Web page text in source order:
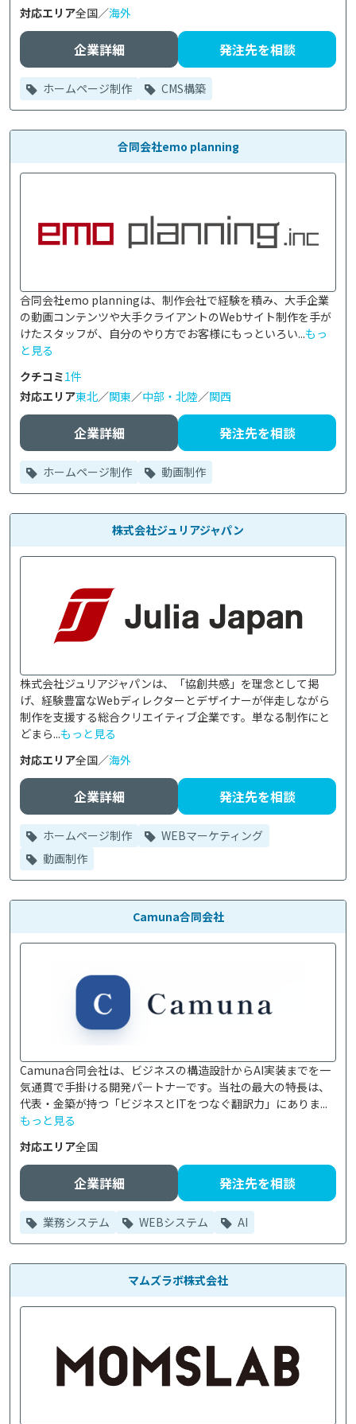
対応エリア全国／海外
企業詳細 発注先を相談
ホームページ制作 CMS構築
合同会社emo planning
合同会社emo planningは、制作会社で経験を積み、大手企業
の動画コンテンツや大手クライアントのWebサイト制作を手が
けたスタッフが、自分のやり方でお客様にもっといろい...もっ
と見る
クチコミ1件
対応エリア東北／関東／中部・北陸／関西
企業詳細 発注先を相談
ホームページ制作 動画制作
株式会社ジュリアジャパン
株式会社ジュリアジャパンは、「協創共感」を理念として掲
げ、経験豊富なWebディレクターとデザイナーが伴走しながら
制作を支援する総合クリエイティブ企業です。単なる制作にと
どまら...もっと見る
対応エリア全国／海外
企業詳細 発注先を相談
ホームページ制作
WEBマーケティング
動画制作
Camuna合同会社
Camuna合同会社は、ビジネスの構造設計からAI実装までを一
気通貫で手掛ける開発パートナーです。当社の最大の特長は、
代表・金築が持つ「ビジネスとITをつなぐ翻訳力」にありま...
もっと見る
対応エリア全国
企業詳細 発注先を相談
業務システム WEBシステム AI
マムズラボ株式会社